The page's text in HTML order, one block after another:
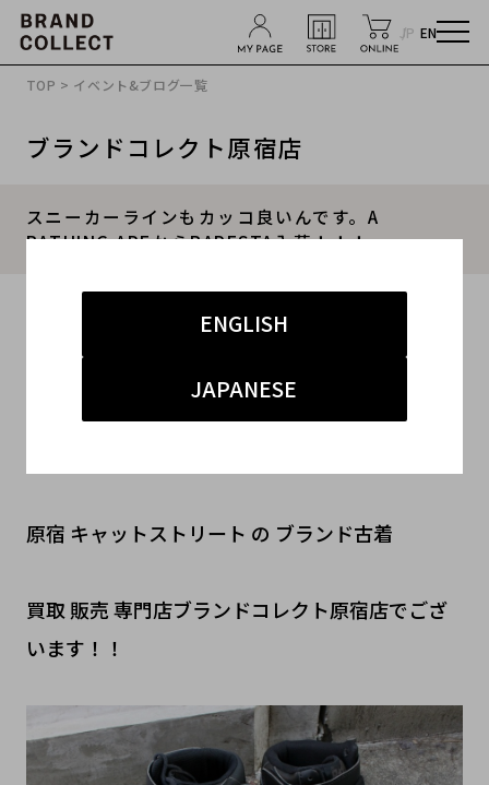
JP EN
ENGLISH
JAPANESE
TOP > イベント&ブログ一覧
ブランドコレクト原宿店
スニーカーラインもカッコ良いんです。A
BATHING APEからBAPESTA入荷！！！
#メンズ
#原宿 BAPESTA 買取
#スニーカー
原宿 キャットストリート の ブランド古着
買取 販売 専門店ブランドコレクト原宿店でござ
います！！